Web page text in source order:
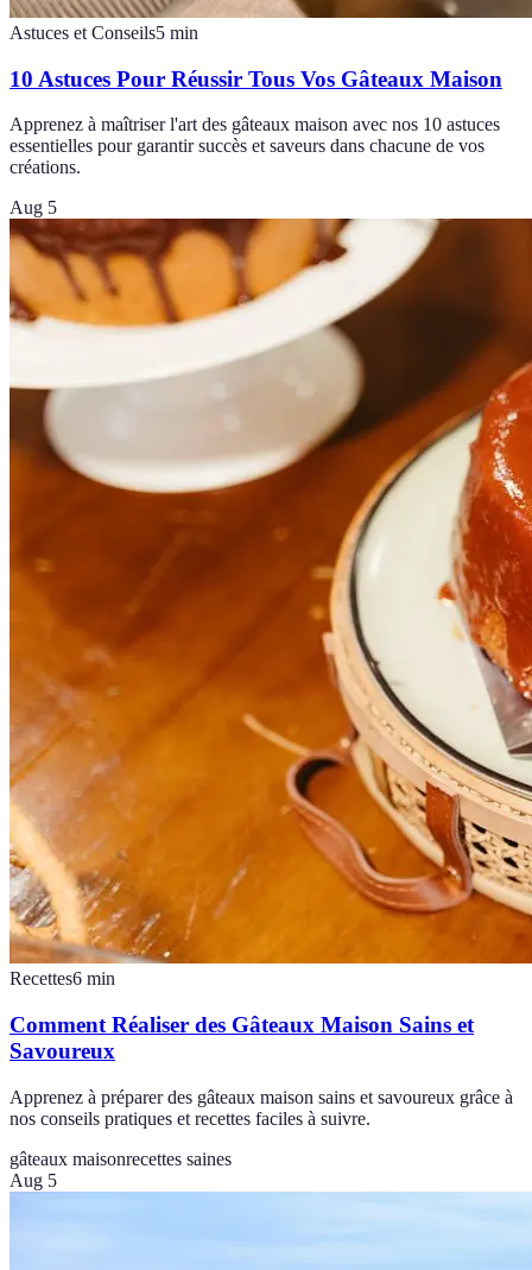
Astuces et Conseils5 min
10 Astuces Pour Réussir Tous Vos Gâteaux Maison
Apprenez à maîtriser l'art des gâteaux maison avec nos 10 astuces
essentielles pour garantir succès et saveurs dans chacune de vos
créations.
Aug 5
Recettes6 min
Comment Réaliser des Gâteaux Maison Sains et
Savoureux
Apprenez à préparer des gâteaux maison sains et savoureux grâce à
nos conseils pratiques et recettes faciles à suivre.
gâteaux maisonrecettes saines
Aug 5